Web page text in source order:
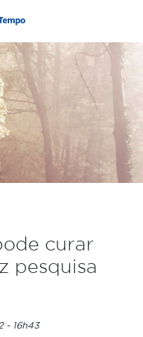
curar
pesquisa
- 16h43